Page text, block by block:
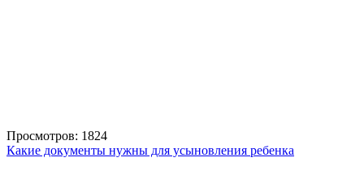
Просмотров: 1824
Какие документы нужны для усыновления ребенка